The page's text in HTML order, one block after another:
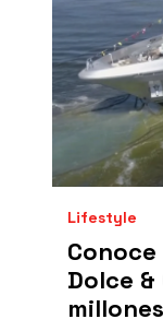
Lifestyle
Dolce